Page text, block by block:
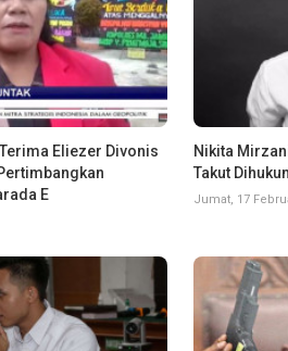
Eliezer Divonis
E
Nikita
Takut
Jumat, 17